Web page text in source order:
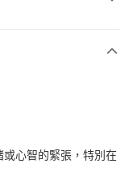
心智的緊張，特別在